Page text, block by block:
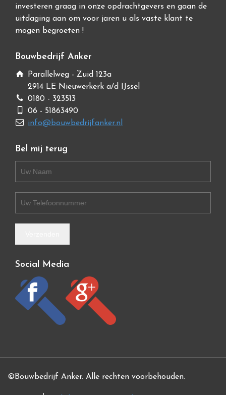
investeren graag in onze opdrachtgevers en gaan de
uitdaging aan om voor jaren u als vaste klant te
mogen begroeten !
Bouwbedrijf Anker
Parallelweg - Zuid 123a
2914 LE Nieuwerkerk a/d IJssel
0180 - 323513
06 - 51863490
info@bouwbedrijfanker.nl
Bel mij terug
Social Media
©Bouwbedrijf Anker. Alle rechten voorbehouden.